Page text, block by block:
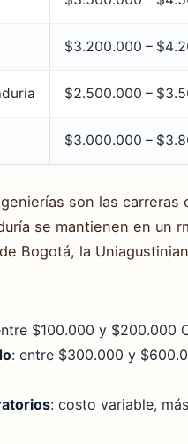
$3.200.000 –
$2.500.000 –
$3.000.000 –
son las
se mantienen en un
Bogotá, la
$100.000 y $200.000
: entre $300.000 y
: costo variable,